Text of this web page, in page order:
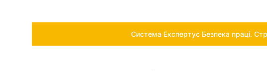
Система Експертус Безпека праці.